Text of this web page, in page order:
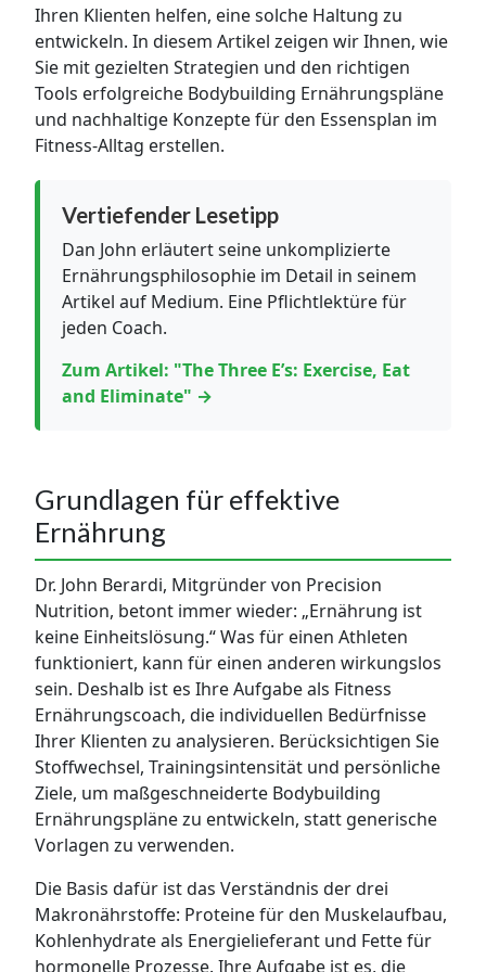
Ihren Klienten helfen, eine solche Haltung zu
entwickeln. In diesem Artikel zeigen wir Ihnen, wie
Sie mit gezielten Strategien und den richtigen
Tools erfolgreiche Bodybuilding Ernährungspläne
und nachhaltige Konzepte für den Essensplan im
Fitness-Alltag erstellen.
Vertiefender Lesetipp
Dan John erläutert seine unkomplizierte
Ernährungsphilosophie im Detail in seinem
Artikel auf Medium. Eine Pflichtlektüre für
jeden Coach.
Zum Artikel: "The Three E’s: Exercise, Eat
and Eliminate" →
Grundlagen für effektive
Ernährung
Dr. John Berardi, Mitgründer von Precision
Nutrition, betont immer wieder: „Ernährung ist
keine Einheitslösung.“ Was für einen Athleten
funktioniert, kann für einen anderen wirkungslos
sein. Deshalb ist es Ihre Aufgabe als Fitness
Ernährungscoach, die individuellen Bedürfnisse
Ihrer Klienten zu analysieren. Berücksichtigen Sie
Stoffwechsel, Trainingsintensität und persönliche
Ziele, um maßgeschneiderte Bodybuilding
Ernährungspläne zu entwickeln, statt generische
Vorlagen zu verwenden.
Die Basis dafür ist das Verständnis der drei
Makronährstoffe: Proteine für den Muskelaufbau,
Kohlenhydrate als Energielieferant und Fette für
hormonelle Prozesse. Ihre Aufgabe ist es, die